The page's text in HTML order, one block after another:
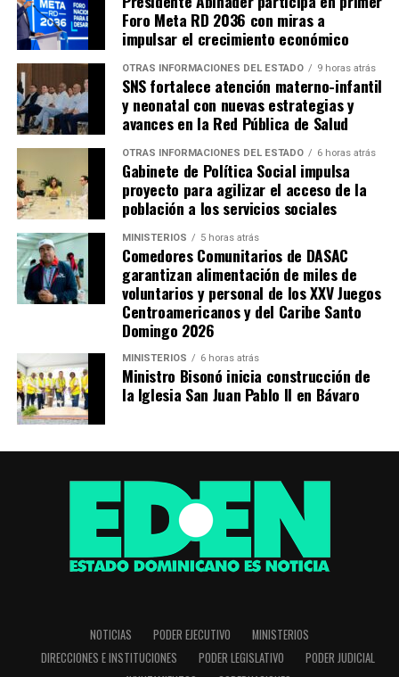
Foro Meta RD 2036 con miras a
impulsar el crecimiento económico
OTRAS INFORMACIONES DEL ESTADO 9 horas atrás
SNS fortalece atención materno-infantil
y neonatal con nuevas estrategias y
avances en la Red Pública de Salud
OTRAS INFORMACIONES DEL ESTADO 6 horas atrás
Gabinete de Política Social impulsa
proyecto para agilizar el acceso de la
población a los servicios sociales
MINISTERIOS 5 horas atrás
Comedores Comunitarios de DASAC
garantizan alimentación de miles de
voluntarios y personal de los XXV Juegos
Centroamericanos y del Caribe Santo
Domingo 2026
MINISTERIOS 6 horas atrás
Ministro Bisonó inicia construcción de
la Iglesia San Juan Pablo II en Bávaro
NOTICIAS PODER EJECUTIVO
MINISTERIOS
DIRECCIONES E INSTITUCIONES
PODER LEGISLATIVO
PODER JUDICIAL